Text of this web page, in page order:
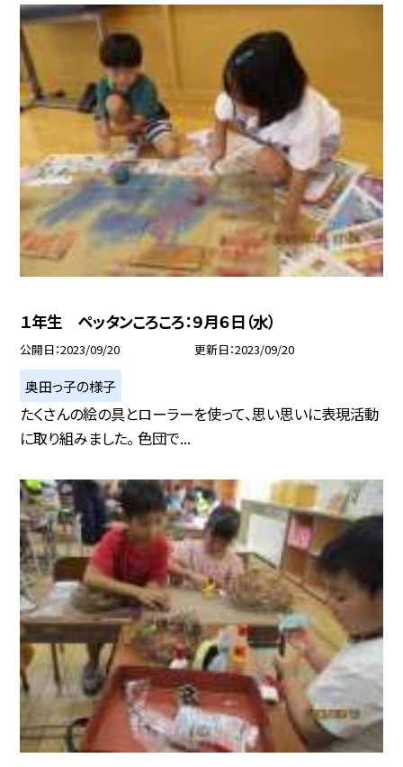
１年生 ペッタンころころ：９月６日（水）
公開日 2023/09/20 更新日 2023/09/20
奥田っ子の様子
たくさんの絵の具とローラーを使って、思い思いに表現活動
に取り組みました。 色団で...